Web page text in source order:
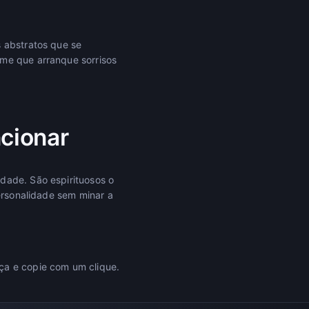
abstratos que se
que arranque sorrisos
São espirituosos o
sem minar a
e copie com um clique.